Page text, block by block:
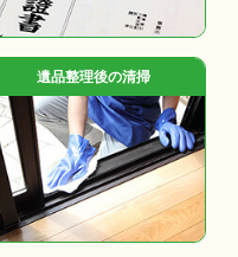
遺品整理後の清掃